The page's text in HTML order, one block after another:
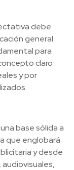
debe
general
para
claro
y por
base sólida a
que englobará
y desde